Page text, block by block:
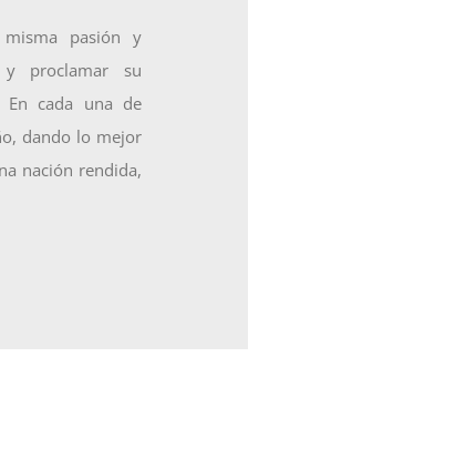
pasión y
proclamar su
En cada una de
dando lo mejor
nación rendida,